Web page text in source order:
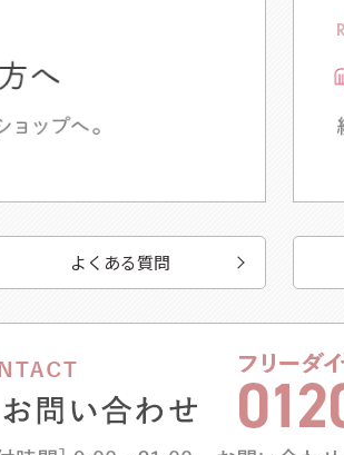
よくある質問